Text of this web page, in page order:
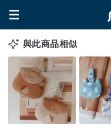
與此商品相似